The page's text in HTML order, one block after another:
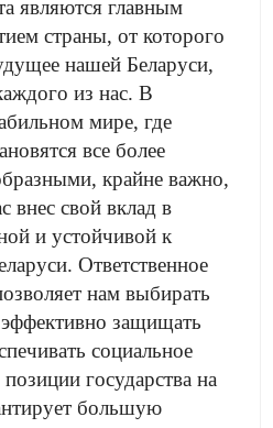
являются главным
страны, от которого
нашей Беларуси,
из нас. В
мире, где
все более
крайне важно,
внес свой вклад в
и устойчивой к
Ответственное
нам выбирать
защищать
социальное
государства на
большую